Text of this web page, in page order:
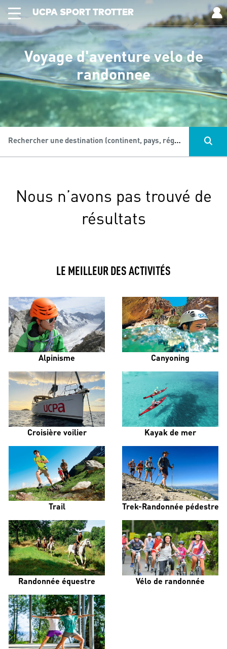
UCPA SPORT TROTTER
Voyage d'aventure velo de
randonnee
Rechercher une destination (continent, pays, région...), une activité...
Nous n’avons pas trouvé de
résultats
LE MEILLEUR DES ACTIVITÉS
Alpinisme Canyoning
Croisière voilier Kayak de mer
Trail Trek-Randonnée pédestre
Randonnée équestre Vélo de randonnée